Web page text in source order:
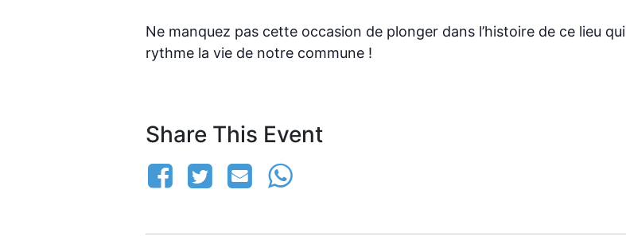
Ne manquez pas cette occasion de plonger dans l’histoire de ce lieu qui
rythme la vie de notre commune !
Share This Event